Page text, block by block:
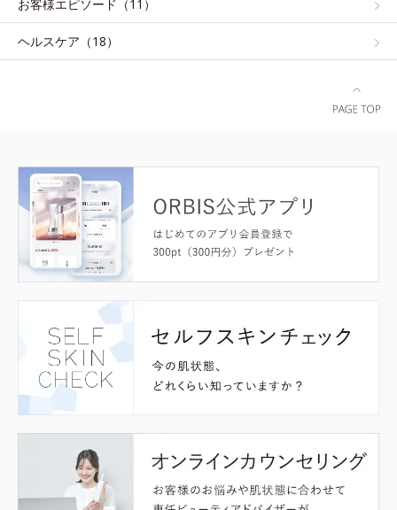
お客様エピソード（11）
ヘルスケア（18）